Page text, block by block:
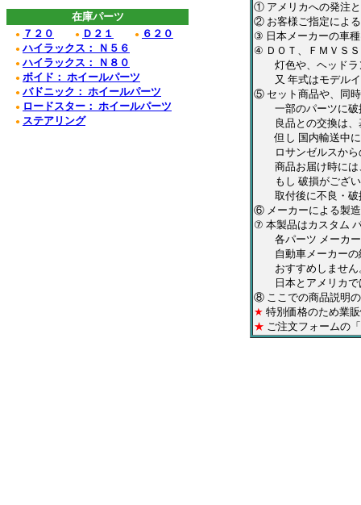
① アメリカへの発注
② お客様ご指定によ
③ 日本メーカーの車
④ ＤＯＴ、ＦＭＶＳ
灯色や、ヘッドラン
又 年式はモデルイ
⑤ セット商品や、同
一部のパーツに破損
良品との交換は、
但し 国内輸送中に
ロサンゼルスからの
商品お届け時には
もし 破損がござい
取付後に不良・破
⑥ メーカーによる製
⑦ 本製品はカスタム
各パーツ メーカー
自動車メーカーの純
おすすめしません
日本とアメリカでは
⑧ ここでの商品説明
★ 特別価格のため業
★ ご注文フォームの
在庫パーツ
● ７２０ ● Ｄ２１ ● ６２０
● ハイラックス： Ｎ５６
● ハイラックス： Ｎ８０
● ボイド： ホイールパーツ
● バドニック： ホイールパーツ
● ロードスター： ホイールパーツ
● ステアリング